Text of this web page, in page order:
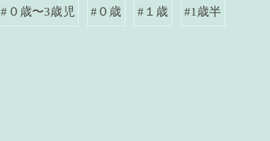
#０歳〜3歳児 #０歳 #１歳 #1歳半